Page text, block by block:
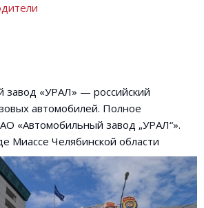
завод «УРАЛ» — российский
автомобилей. Полное
«Автомобильный завод „УРАЛ“».
Миассе Челябинской области